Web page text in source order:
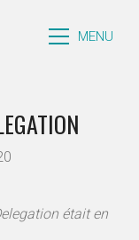
MENU
était en